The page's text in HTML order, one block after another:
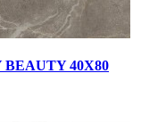
BEAUTY 40X80